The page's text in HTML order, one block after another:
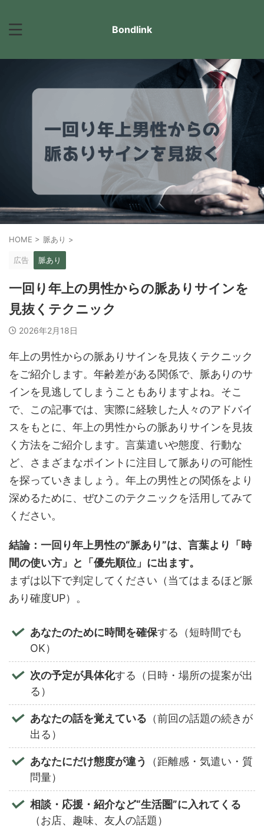
Bondlink
HOME > 脈あり >
広告 脈あり
一回り年上の男性からの脈ありサインを
見抜くテクニック
2026年2月18日
年上の男性からの脈ありサインを見抜くテクニック
をご紹介します。年齢差がある関係で、脈ありのサ
インを見逃してしまうこともありますよね。そこ
で、この記事では、実際に経験した人々のアドバイ
スをもとに、年上の男性からの脈ありサインを見抜
く方法をご紹介します。言葉遣いや態度、行動な
ど、さまざまなポイントに注目して脈ありの可能性
を探っていきましょう。年上の男性との関係をより
深めるために、ぜひこのテクニックを活用してみて
ください。
結論：一回り年上男性の“脈あり”は、言葉より「時
間の使い方」と「優先順位」に出ます。
まずは以下で判定してください（当てはまるほど脈
あり確度UP）。
あなたのために時間を確保する（短時間でも
OK）
次の予定が具体化する（日時・場所の提案が出
る）
あなたの話を覚えている （前回の話題の続きが
出る）
あなたにだけ態度が違う
（距離感・気遣い・質
問量）
相談・応援・紹介など“生活圏”に入れてくる
（お店、趣味、友人の話題）